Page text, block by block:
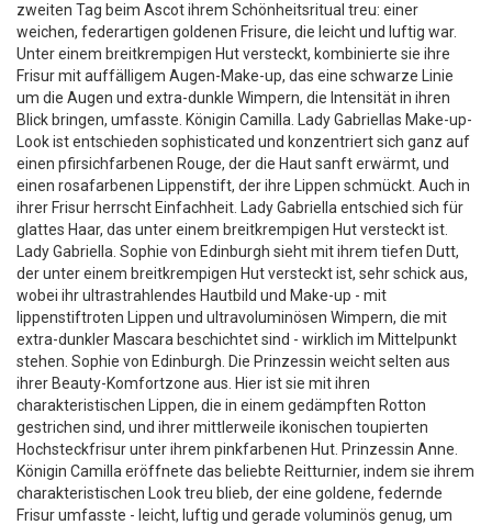
zweiten Tag beim Ascot ihrem Schönheitsritual treu: einer
weichen, federartigen goldenen Frisure, die leicht und luftig war.
Unter einem breitkrempigen Hut versteckt, kombinierte sie ihre
Frisur mit auffälligem Augen-Make-up, das eine schwarze Linie
um die Augen und extra-dunkle Wimpern, die Intensität in ihren
Blick bringen, umfasste. Königin Camilla. Lady Gabriellas Make-up-
Look ist entschieden sophisticated und konzentriert sich ganz auf
einen pfirsichfarbenen Rouge, der die Haut sanft erwärmt, und
einen rosafarbenen Lippenstift, der ihre Lippen schmückt. Auch in
ihrer Frisur herrscht Einfachheit. Lady Gabriella entschied sich für
glattes Haar, das unter einem breitkrempigen Hut versteckt ist.
Lady Gabriella. Sophie von Edinburgh sieht mit ihrem tiefen Dutt,
der unter einem breitkrempigen Hut versteckt ist, sehr schick aus,
wobei ihr ultrastrahlendes Hautbild und Make-up - mit
lippenstiftroten Lippen und ultravoluminösen Wimpern, die mit
extra-dunkler Mascara beschichtet sind - wirklich im Mittelpunkt
stehen. Sophie von Edinburgh. Die Prinzessin weicht selten aus
ihrer Beauty-Komfortzone aus. Hier ist sie mit ihren
charakteristischen Lippen, die in einem gedämpften Rotton
gestrichen sind, und ihrer mittlerweile ikonischen toupierten
Hochsteckfrisur unter ihrem pinkfarbenen Hut. Prinzessin Anne.
Königin Camilla eröffnete das beliebte Reitturnier, indem sie ihrem
charakteristischen Look treu blieb, der eine goldene, federnde
Frisur umfasste - leicht, luftig und gerade voluminös genug, um